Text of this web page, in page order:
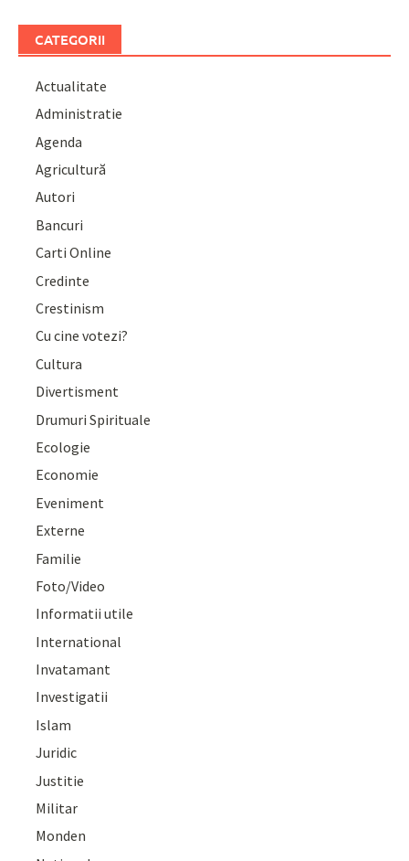
CATEGORII
Actualitate
Administratie
Agenda
Agricultură
Autori
Bancuri
Carti Online
Credinte
Crestinism
Cu cine votezi?
Cultura
Divertisment
Drumuri Spirituale
Ecologie
Economie
Eveniment
Externe
Familie
Foto/Video
Informatii utile
International
Invatamant
Investigatii
Islam
Juridic
Justitie
Militar
Monden